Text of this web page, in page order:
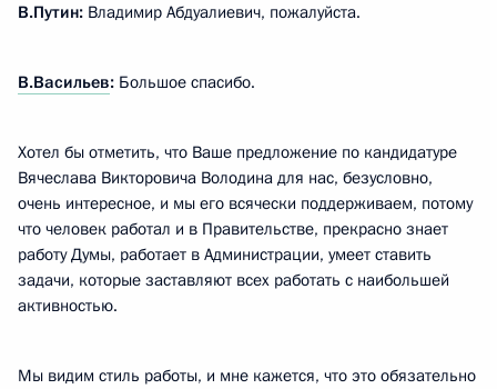
В.Путин: Владимир Абдуалиевич, пожалуйста.
В.Васильев: Большое спасибо.
Хотел бы отметить, что Ваше предложение по кандидатуре
Вячеслава Викторовича Володина для нас, безусловно,
очень интересное, и мы его всячески поддерживаем, потому
что человек работал и в Правительстве, прекрасно знает
работу Думы, работает в Администрации, умеет ставить
задачи, которые заставляют всех работать с наибольшей
активностью.
Мы видим стиль работы, и мне кажется, что это обязательно